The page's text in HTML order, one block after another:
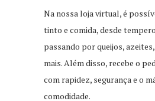
Na nossa loja virtual, é
tinto e comida, desde
passando por queijos,
mais. Além disso, recebe o
com rapidez, segurança e o
comodidade.